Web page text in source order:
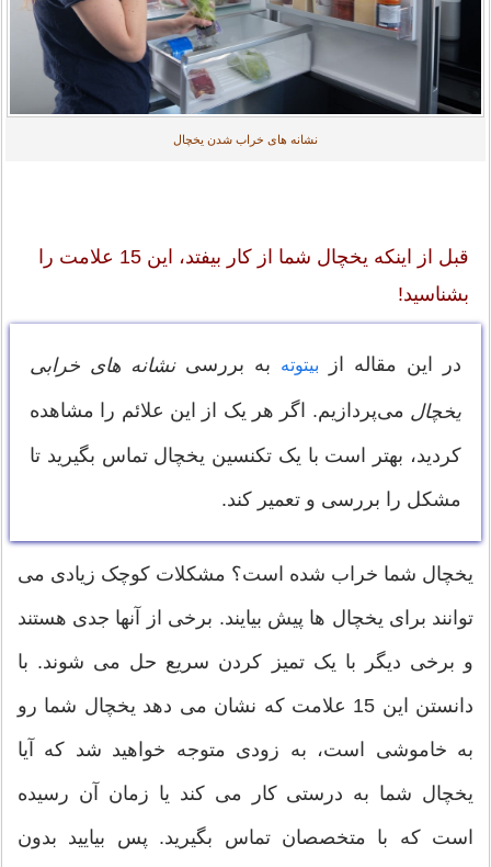
نشانه های خراب شدن یخچال
قبل از اینکه یخچال شما از کار بیفتد، این 15 علامت را
بشناسید!
در این مقاله از بیتوته به بررسینشانه های خرابی
یخچال می‌پردازیم. اگر هر یک از این علائم را مشاهده
کردید، بهتر است با یک تکنسین یخچال تماس بگیرید تا
مشکل را بررسی و تعمیر کند.
یخچال شما خراب شده است؟ مشکلات کوچک زیادی می
توانند برای یخچال ها پیش بیایند. برخی از آنها جدی هستند
و برخی دیگر با یک تمیز کردن سریع حل می شوند. با
دانستن این 15 علامت که نشان می دهد یخچال شما رو
به خاموشی است، به زودی متوجه خواهید شد که آیا
یخچال شما به درستی کار می کند یا زمان آن رسیده
است که با متخصصان تماس بگیرید. پس بیایید بدون